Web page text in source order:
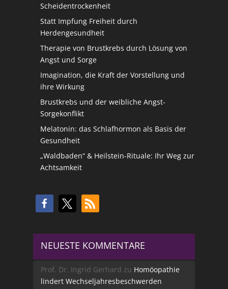
Scheidentrockenheit
Statt Impfung Freiheit durch
Herdengesundheit
Therapie von Brustkrebs durch Lösung von
Angst und Sorge
Imagination, die Kraft der Vorstellung und
ihre Wirkung
Brustkrebs und der weibliche Angst-
Sorgekonflikt
Melatonin: das Schlafhormon als Basis der
Gesundheit
„Waldbaden“ & Heilstein-Rituale: Ihr Weg zur
Achtsamkeit
NEUESTE KOMMENTARE
Prof. Dr. Ingrid Gerhard zu Homöopathie
lindert Wechseljahresbeschwerden